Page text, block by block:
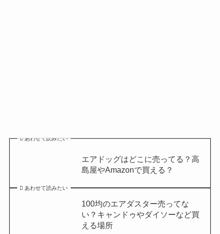
あわせて読みたい
エアドッグはどこに売ってる？高
島屋やAmazonで買える？
あわせて読みたい
100均のエアダスター売ってな
い？キャンドゥやダイソーなど買
える場所